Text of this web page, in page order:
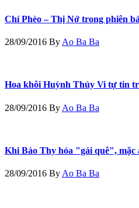
Chí Phèo – Thị Nở trong phiên
28/09/2016 By Ao Ba Ba
Hoa khôi Huỳnh Thúy Vi tự tin
28/09/2016 By Ao Ba Ba
Khi Bảo Thy hóa "gái quê", mặc
28/09/2016 By Ao Ba Ba